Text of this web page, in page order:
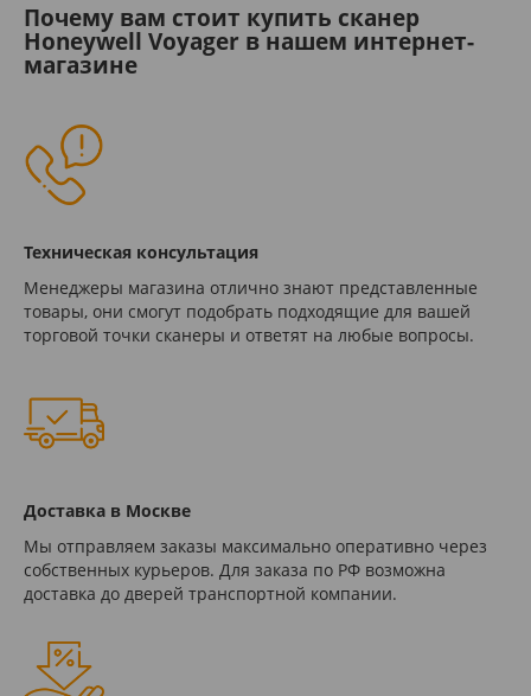
Почему вам стоит купить сканер
Honeywell Voyager в нашем интернет-
магазине
Техническая консультация
Менеджеры магазина отлично знают представленные
товары, они смогут подобрать подходящие для вашей
торговой точки сканеры и ответят на любые вопросы.
Доставка в Москве
Мы отправляем заказы максимально оперативно через
собственных курьеров. Для заказа по РФ возможна
доставка до дверей транспортной компании.